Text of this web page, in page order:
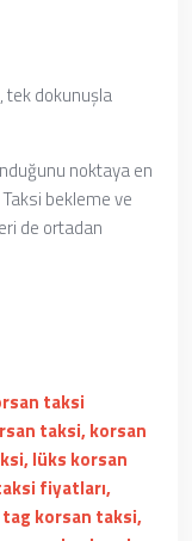
tek dokunuşla
noktaya en
bekleme ve
de ortadan
taksi
taksi, korsan
lüks korsan
fiyatları,
korsan taksi,